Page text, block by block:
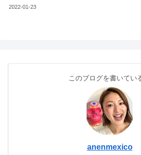
2022-01-23
このブログを書いてい
anenmexico